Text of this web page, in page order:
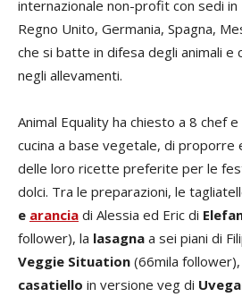
internazionale non-profit con sedi in
Regno Unito, Germania, Spagna,
che si batte in difesa degli animali e
negli allevamenti.
Animal Equality ha chiesto a 8 chef
cucina a base vegetale, di proporre
delle loro ricette preferite per le
dolci. Tra le preparazioni, le
e arancia di Alessia ed Eric di
follower), la lasagna a sei piani di
Veggie Situation (66mila
casatiello in versione veg di